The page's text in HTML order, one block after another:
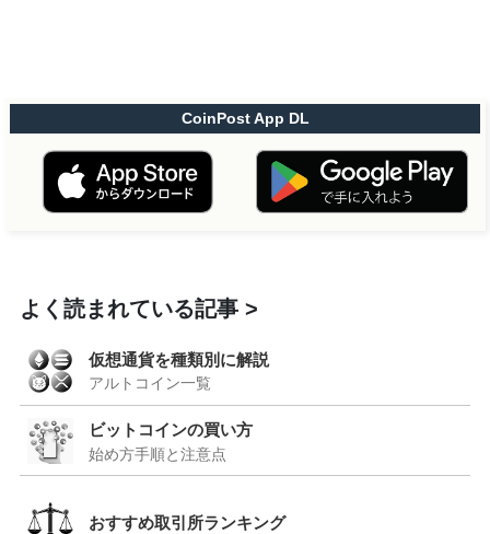
CoinPost App DL
よく読まれている記事
仮想通貨を種類別に解説
アルトコイン一覧
ビットコインの買い方
始め方手順と注意点
おすすめ取引所ランキング